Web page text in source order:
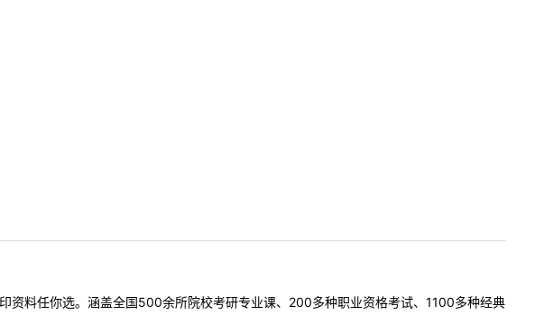
资料任你选。涵盖全国500余所院校考研专业课、200多种职业资格考试、1100多种经典